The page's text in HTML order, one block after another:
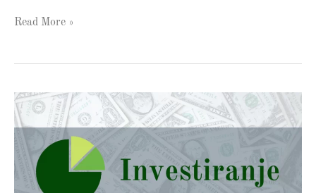
Read More »
Portfolio
Analiza